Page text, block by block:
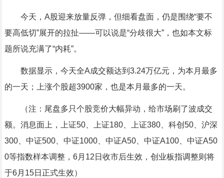
今天，A股迎来放量反弹，但细看盘面，仍是围绕“要不
要高低切”展开的拉扯——可以说是“分歧很大”，也如本文标
题所说充满了“内耗”。
数据显示，今天全A成交额达到3.24万亿元，为本月最多
的一天；上涨个股超3900家，也是本月最多的一天。
（注：尾盘多只个股竞价大幅异动，给市场刷了波成交
额。消息面上，上证50、上证180、
上证380、科创50、沪深
300、 中证500、中证1000、中证A50、中证A100、中证A50
0等指数样本调整，6月12日收市后生效，创业板指调整则将
于6月15日正式生效）